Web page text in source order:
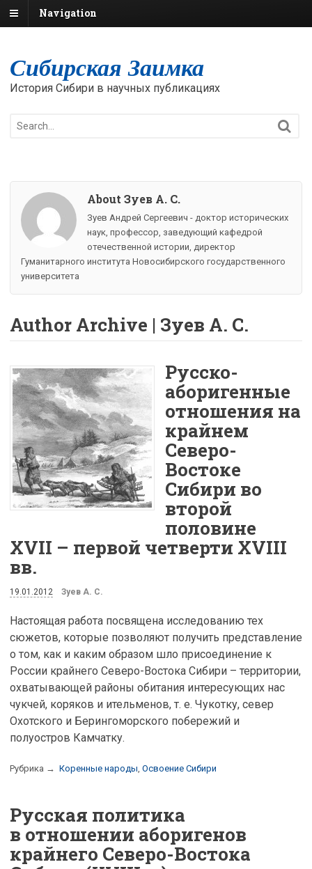
Navigation
Сибирская Заимка
История Сибири в научных публикациях
About Зуев А. С.
Зуев Андрей Сергеевич - доктор исторических
наук, профессор, заведующий кафедрой
отечественной истории, директор
Гуманитарного института Новосибирского государственного
университета
Author Archive | Зуев А. С.
Русско-
аборигенные
отношения на
крайнем
Северо-
Востоке
Сибири во
второй
половине
XVII – первой четверти XVIII
вв.
19.01.2012 Зуев А. С.
Настоящая работа посвящена исследованию тех
сюжетов, которые позволяют получить представление
о том, как и каким образом шло присоединение к
России крайнего Северо-Востока Сибири – территории,
охватывающей районы обитания интересующих нас
чукчей, коряков и ительменов, т. е. Чукотку, север
Охотского и Берингоморского побережий и
полуостров Камчатку.
Рубрика → Коренные народы, Освоение Сибири
Русская политика
в отношении аборигенов
крайнего Северо-Востока